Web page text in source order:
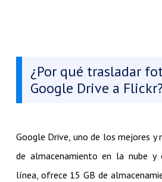
¿Por qué trasladar
Google Drive a Flickr?
Google Drive, uno de los mejores y
de almacenamiento en la nube y
línea, ofrece 15 GB de